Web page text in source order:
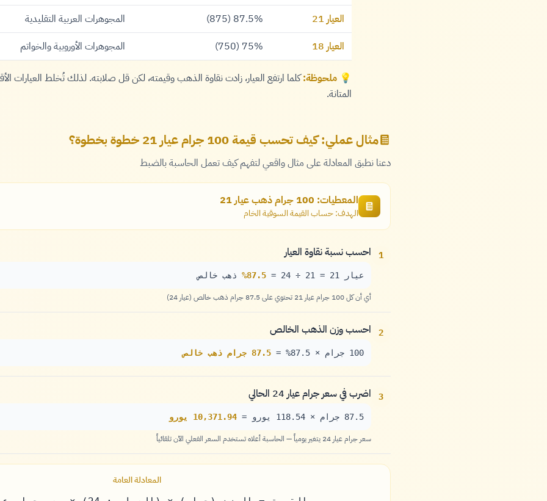
العيار 21
87.5% (875)
المجوهرات العربية التقليدية
العيار 18
75% (750) المجوهرات الأوروبية والخواتم
💡 ملحوظة:كلما ارتفع العيار، زادت نقاوة الذهب وقيمته، لكن قل صلابته. لذلك تُخلط العيارات
المتانة.
مثال عملي: كيف تحسب قيمة 100 جرام عيار 21 خطوة بخطوة؟
دعنا نطبق المعادلة على مثال واقعي لتفهم كيف تعمل الحاسبة بالضبط
المعطيات: 100 جرام ذهب عيار 21
الهدف: حساب القيمة السوقية الخام
1 احسب نسبة نقاوة العيار
عيار 21 = 21 ÷ 24 = 87.5% ذهب خالص
أي أن كل 100 جرام عيار 21 تحتوي على 87.5 جرام ذهب خالص (عيار 24)
2 احسب وزن الذهب الخالص
100 جرام × 87.5% = 87.5 جرام ذهب خالص
3 اضرب في سعر جرام عيار 24 الحالي
87.5 جرام × 118.54 يورو = 10,371.94 يورو
سعر جرام عيار 24 يتغير يومياً — الحاسبة أعلاه تستخدم السعر الفعلي الآن تلقائياً
المعادلة العامة